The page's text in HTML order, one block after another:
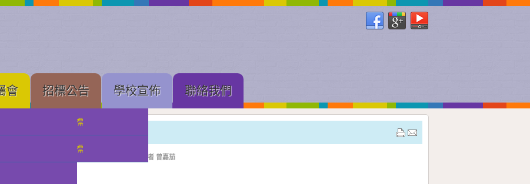
會 招標公告
中學部招標
小幼部招標
學校宣佈 聯絡我們
學部招生資訊
作者 曾嘉茄